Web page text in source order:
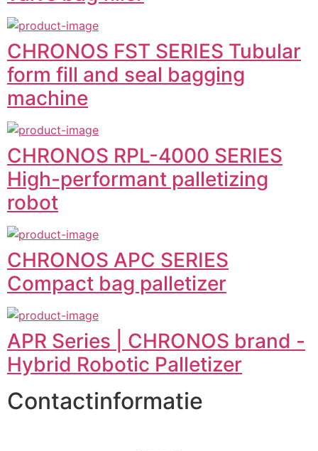
CHRONOS FST SERIES Tubular
form fill and seal bagging
machine
CHRONOS RPL-4000 SERIES
High-performant palletizing
robot
CHRONOS APC SERIES
Compact bag palletizer
APR Series | CHRONOS brand -
Hybrid Robotic Palletizer
Contactinformatie